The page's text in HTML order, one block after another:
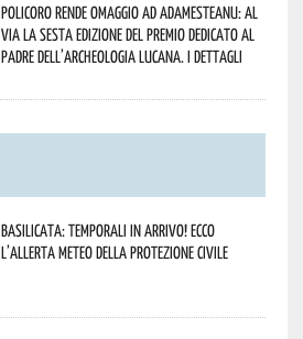
Policoro rende omaggio ad Adamesteanu: al
via la sesta edizione del Premio dedicato al
padre dell’archeologia lucana. I dettagli
Basilicata: temporali in arrivo! Ecco
l’allerta meteo della Protezione civile